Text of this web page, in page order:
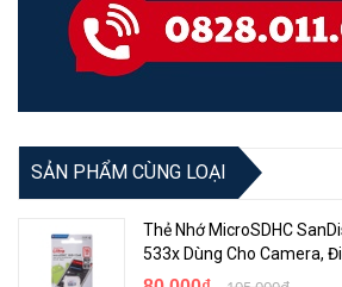
SẢN PHẨM CÙNG LOẠI
Thẻ Nhớ MicroSDHC
533x Dùng Cho Camera,